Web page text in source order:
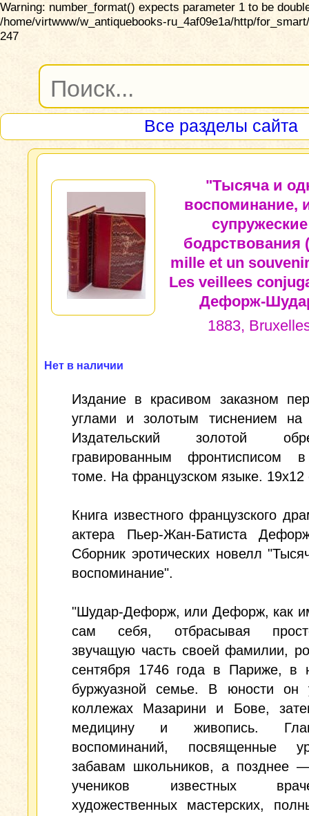
Warning: number_format() expects parameter 1 to be
/home/virtwww/w_antiquebooks-ru_4af09e1a/http/
247
Все разделы сайта
"Тысяча и
воспоминание,
супружеские
бодрствования
mille et un
Les veillees
Дефорж-
1883,
Нет в наличии
Издание в красивом заказном
углами и золотым тиснением на
Издательский золотой
гравированным фронтисписом
томе. На французском языке. 19x12
Книга известного французского
актера Пьер-Жан-Батиста
Сборник эротических новелл
воспоминание".
"Шудар-Дефорж, или Дефорж, как
сам себя, отбрасывая
звучащую часть своей фамилии,
сентября 1746 года в Париже, в
буржуазной семье. В юности он
коллежах Мазарини и Бове,
медицину и живопись.
воспоминаний, посвященные
забавам школьников, а позднее
учеников известных
художественных мастерских,